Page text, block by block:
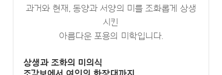
과거와 현재, 동양과 서양의 미를 조화롭게 상생
시킨
아름다운 포용의 미학입니다.
상생과 조화의 미의식